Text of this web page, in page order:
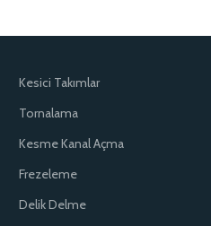
Kesici Takımlar
Tornalama
Kesme Kanal Açma
Frezeleme
Delik Delme